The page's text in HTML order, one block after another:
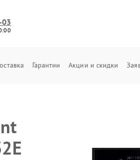
Гарантии Акции и скидки